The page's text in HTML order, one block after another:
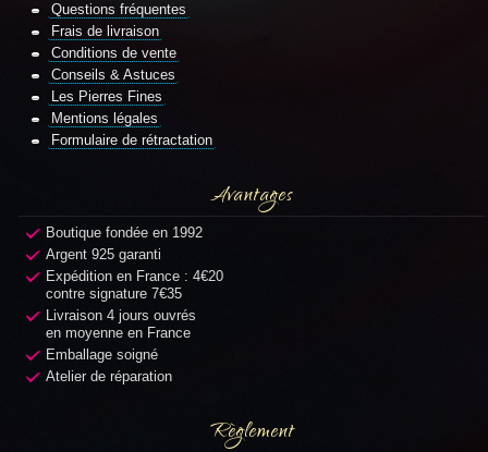
Questions fréquentes
Frais de livraison
Conditions de vente
Conseils & Astuces
Les Pierres Fines
Mentions légales
Formulaire de rétractation
Avantages
Boutique fondée en 1992
Argent 925 garanti
Expédition en France : 4€20
contre signature 7€35
Livraison 4 jours ouvrés
en moyenne en France
Emballage soigné
Atelier de réparation
Règlement